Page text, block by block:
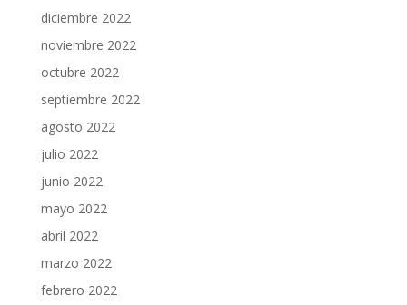
diciembre 2022
noviembre 2022
octubre 2022
septiembre 2022
agosto 2022
julio 2022
junio 2022
mayo 2022
abril 2022
marzo 2022
febrero 2022